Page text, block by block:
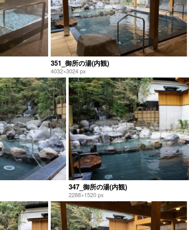
351_御所の湯(内観)
4032×3024 px
347_御所の湯(内観)
2288×1520 px